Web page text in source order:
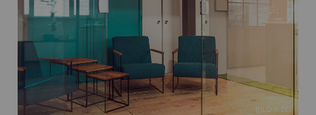
BILD © DG